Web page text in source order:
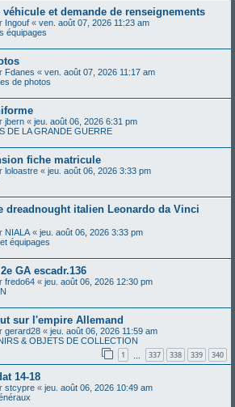
véhicule et demande de renseignements
Ingouf « ven. août 07, 2026 11:23 am
équipages
Fdanes « ven. août 07, 2026 11:17 am
de photos
jbern « jeu. août 06, 2026 6:31 pm
DE LA GRANDE GUERRE
fiche matricule
loloastre « jeu. août 06, 2026 3:33 pm
dreadnought italien Leonardo da Vinci
NIALA « jeu. août 06, 2026 3:33 pm
équipages
GA escadr.136
fredo64 « jeu. août 06, 2026 12:30 pm
sur l'empire Allemand
gerard28 « jeu. août 06, 2026 11:59 am
& OBJETS DE COLLECTION
1 337 338 339 340
14-18
stcypre « jeu. août 06, 2026 10:49 am